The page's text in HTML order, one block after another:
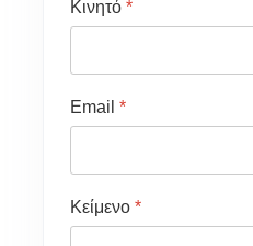
Κινητό*
Email*
Κείμενο*